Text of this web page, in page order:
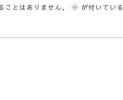
ことはありません。 ※ が付いてい